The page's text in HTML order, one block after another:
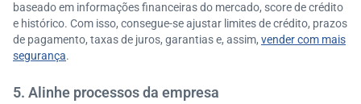
baseado em informações financeiras do mercado, score de crédito
e histórico. Com isso, consegue-se ajustar limites de crédito, prazos
de pagamento, taxas de juros, garantias e, assim, vender com mais
segurança.
5. Alinhe processos da empresa